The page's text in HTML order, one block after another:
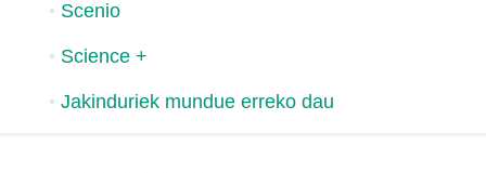
Scenio
Science +
Jakinduriek mundue erreko dau